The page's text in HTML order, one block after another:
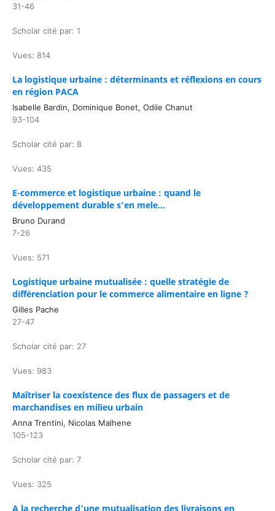
31-46
Scholar cité par: 1
Vues: 814
La logistique urbaine : déterminants et réflexions en cours
en région PACA
Isabelle Bardin, Dominique Bonet, Odile Chanut
93-104
Scholar cité par: 8
Vues: 435
E-commerce et logistique urbaine : quand le
développement durable s’en mele...
Bruno Durand
7-26
Vues: 571
Logistique urbaine mutualisée : quelle stratégie de
différenciation pour le commerce alimentaire en ligne ?
Gilles Pache
27-47
Scholar cité par: 27
Vues: 983
Maîtriser la coexistence des flux de passagers et de
marchandises en milieu urbain
Anna Trentini, Nicolas Malhene
105-123
Scholar cité par: 7
Vues: 325
A la recherche d’une mutualisation des livraisons en